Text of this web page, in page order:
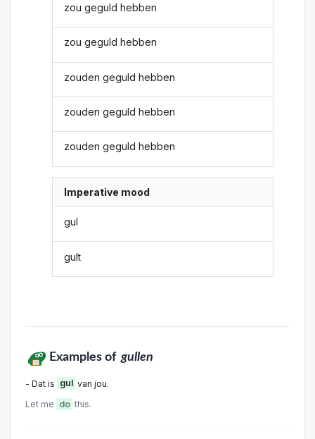
zou geguld hebben
zou geguld hebben
zouden geguld hebben
zouden geguld hebben
zouden geguld hebben
Imperative mood
gul
gult
Examples of gullen
- Dat is gul
van jou.
Let me do this.